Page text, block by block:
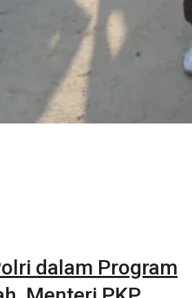
dalam Program